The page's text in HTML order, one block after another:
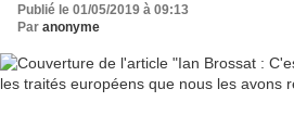
Publié le 01/05/2019 à 09:13
Par anonyme